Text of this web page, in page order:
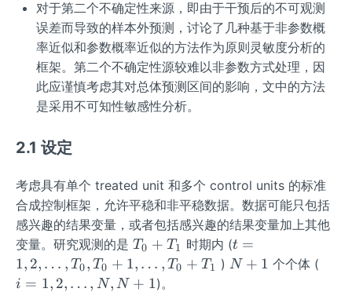
对于第二个不确定性来源，即由于干预后的不可观测
误差而导致的样本外预测，讨论了几种基于非参数概
率近似和参数概率近似的方法作为原则灵敏度分析的
框架。第二个不确定性源较难以非参数方式处理，因
此应谨慎考虑其对总体预测区间的影响，文中的方法
是采用不可知性敏感性分析。
2.1 设定
考虑具有单个 treated unit 和多个 control units 的标准
合成控制框架，允许平稳和非平稳数据。数据可能只包括
感兴趣的结果变量，或者包括感兴趣的结果变量加上其他
变量。研究观测的是 T
0
T0 + T1 时期内 (t=
1,
t =
1, 2, … , T0, T0 + 1, … , T0 + T1 ) N
N + 1 个个体 (
i = 1, 2, … , N, N + 1)。